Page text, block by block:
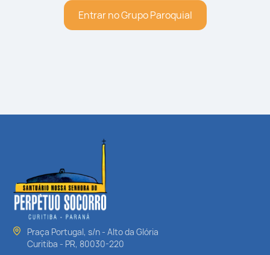
Entrar no Grupo Paroquial
Praça Portugal, s/n - Alto da Glória
Curitiba - PR, 80030-220